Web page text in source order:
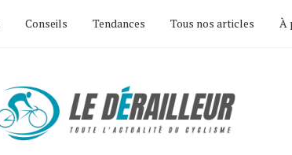
Conseils Tendances Tous nos articles À